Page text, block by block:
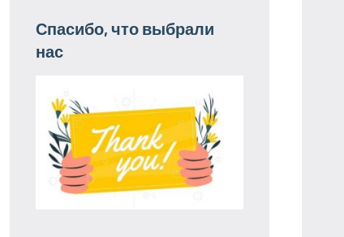
Спасибо, что выбрали
нас